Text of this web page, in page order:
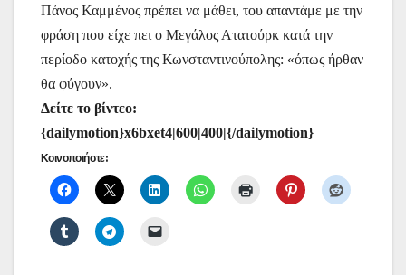
Πάνος Καμμένος πρέπει να μάθει, του απαντάμε με την
φράση που είχε πει ο Μεγάλος Ατατούρκ κατά την
περίοδο κατοχής της Κωνσταντινούπολης: «όπως ήρθαν
θα φύγουν».
Δείτε το βίντεο:
{dailymotion}x6bxet4|600|400|{/dailymotion}
Κοινοποιήστε: